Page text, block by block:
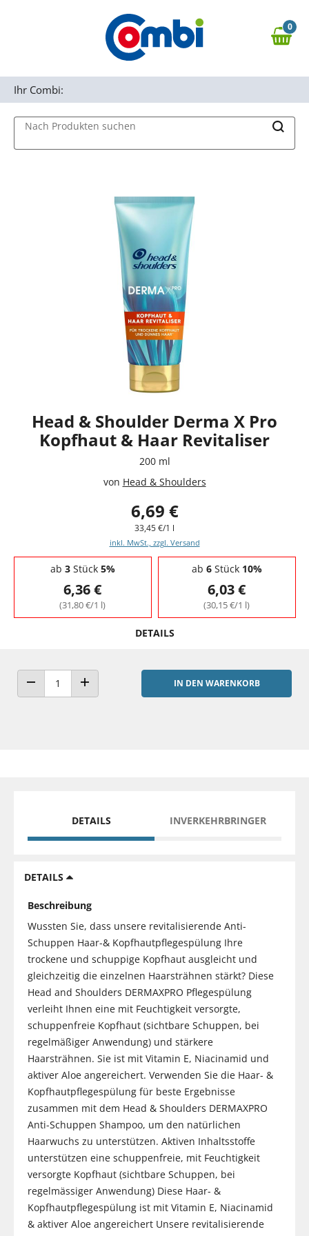
Zur Navigation springen
0,00 €
0
Nach Produkten suchen
Ihr Combi:
Head & Shoulder Derma X Pro
Kopfhaut & Haar Revitaliser
200 ml
von Head & Shoulders
6,69 €
33,45 €/1 l
inkl. MwSt., zzgl. Versand
Staffelpreise - Mengenrabatt
ab 3Stück 5%
6,36 €
(31,80 €/1 l)
ab 6Stück 10%
6,03 €
(30,15 €/1 l)
DETAILS
ANZAHL VERRINGERNANZAHL ERHÖHEN
IN DEN WARENKORB
DETAILS INVERKEHRBRINGER
DETAILS
Beschreibung
Wussten Sie, dass unsere revitalisierende Anti-
Schuppen Haar-& Kopfhautpflegespülung Ihre
trockene und schuppige Kopfhaut ausgleicht und
gleichzeitig die einzelnen Haarsträhnen stärkt? Diese
Head and Shoulders DERMAXPRO Pflegespülung
verleiht Ihnen eine mit Feuchtigkeit versorgte,
schuppenfreie Kopfhaut (sichtbare Schuppen, bei
regelmäßiger Anwendung) und stärkere
Haarsträhnen. Sie ist mit Vitamin E, Niacinamid und
aktiver Aloe angereichert. Verwenden Sie die Haar- &
Kopfhautpflegespülung für beste Ergebnisse
zusammen mit dem Head & Shoulders DERMAXPRO
Anti-Schuppen Shampoo, um den natürlichen
Haarwuchs zu unterstützen. Aktiven Inhaltsstoffe
unterstützen eine schuppenfreie, mit Feuchtigkeit
versorgte Kopfhaut (sichtbare Schuppen, bei
regelmässiger Anwendung) Diese Haar- &
Kopfhautpflegespülung ist mit Vitamin E, Niacinamid
& aktiver Aloe angereichert Unsere revitalisierende